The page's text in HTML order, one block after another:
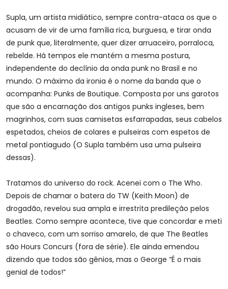
Supla, um artista midiático, sempre contra-ataca os que o
acusam de vir de uma família rica, burguesa, e tirar onda
de punk que, literalmente, quer dizer arruaceiro, porraloca,
rebelde. Há tempos ele mantém a mesma postura,
independente do declínio da onda punk no Brasil e no
mundo. O máximo da ironia é o nome da banda que o
acompanha: Punks de Boutique. Composta por uns garotos
que são a encarnação dos antigos punks ingleses, bem
magrinhos, com suas camisetas esfarrapadas, seus cabelos
espetados, cheios de colares e pulseiras com espetos de
metal pontiagudo (O Supla também usa uma pulseira
dessas).
Tratamos do universo do rock. Acenei com o The Who.
Depois de chamar o batera do TW (Keith Moon) de
drogadão, revelou sua ampla e irrestrita predileção pelos
Beatles. Como sempre acontece, tive que concordar e meti
o chaveco, com um sorriso amarelo, de que The Beatles
são Hours Concurs (fora de série). Ele ainda emendou
dizendo que todos são gênios, mas o George “É o mais
genial de todos!”